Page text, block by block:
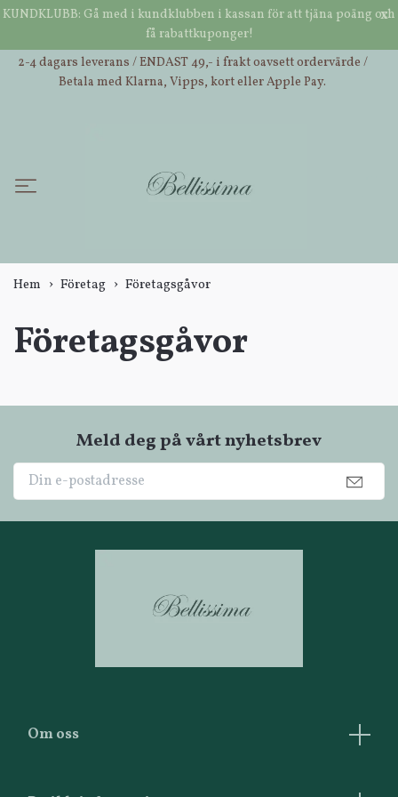
x
KUNDKLUBB: Gå med i kundklubben i kassan för att tjäna poäng och
få rabattkuponger!
Öppettider butik Inderøy: Tisdag-lördag: 10:00-16:00.
NOK
2-4 dagars leverans / ENDAST 49,- i frakt oavsett ordervärde /
Betala med Klarna, Vipps, kort eller Apple Pay.
Hem Företag Företagsgåvor
Företagsgåvor
Meld deg på vårt nyhetsbrev
Om oss